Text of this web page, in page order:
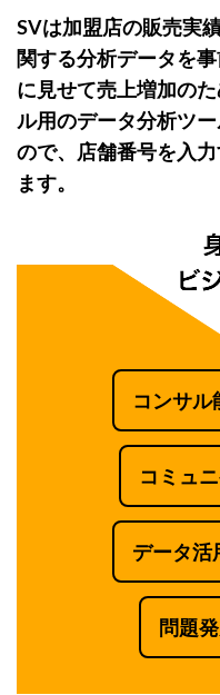
SVは加盟店の販売実
関する分析データを
に見せて売上増加の
ル用のデータ分析ツ
ので、店舗番号を入
ます。
コンサル
コミュ
データ活
問題